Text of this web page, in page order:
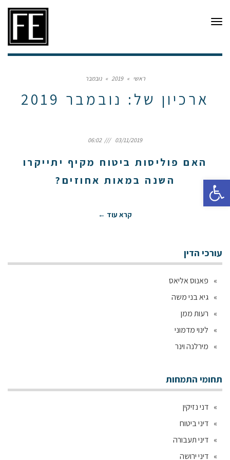
פתח סרגל נגישות
תפריט
ראשי »
2019
» נובמבר
ארכיון של: נובמבר 2019
03/11/2019
06:02
האם פוליסות ביטוח מקיף יתייקרו
השנה במאות אחוזים?
קרא עוד ←
עורכי הדין
פאנוס אליאס
גיא בני משה
רעות ממן
לינוי מדמוני
מירלנה וינר
תחומי התמחות
דני נזיקין
דיני ביטוח
דיני תעבורה
דיני ירושה